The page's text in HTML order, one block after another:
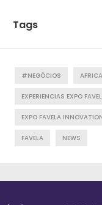
Tags
#NEGÓCIOS
EXPERIENCIAS EXPO
EXPO FAVELA
FAVELA NEWS